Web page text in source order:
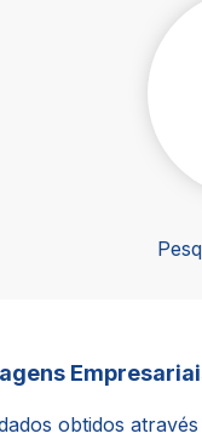
obtidos